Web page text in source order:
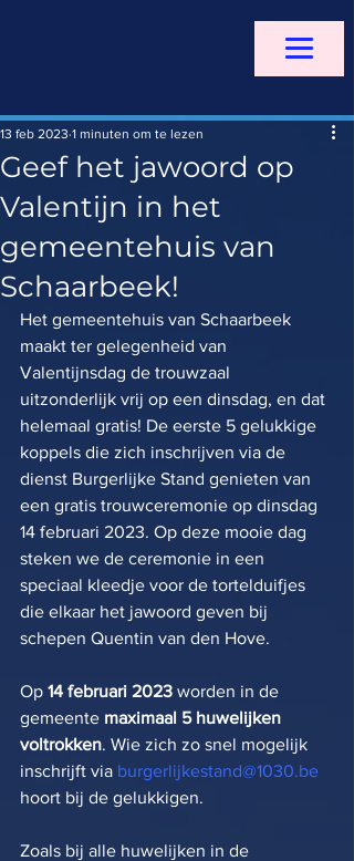
Geef het jawoord op
Valentijn in het
gemeentehuis van
Schaarbeek!
13 feb 2023 1 minuten om te lezen
Het gemeentehuis van Schaarbeek
maakt ter gelegenheid van
Valentijnsdag de trouwzaal
uitzonderlijk vrij op een dinsdag, en dat
helemaal gratis! De eerste 5 gelukkige
koppels die zich inschrijven via de
dienst Burgerlijke Stand genieten van
een gratis trouwceremonie op dinsdag
14 februari 2023. Op deze mooie dag
steken we de ceremonie in een
speciaal kleedje voor de tortelduifjes
die elkaar het jawoord geven bij
schepen Quentin van den Hove.
Op 14 februari 2023 worden in de
gemeente maximaal 5 huwelijken
voltrokken. Wie zich zo snel mogelijk
inschrijft via burgerlijkestand@1030.be
hoort bij de gelukkigen.
Zoals bij alle huwelijken in de